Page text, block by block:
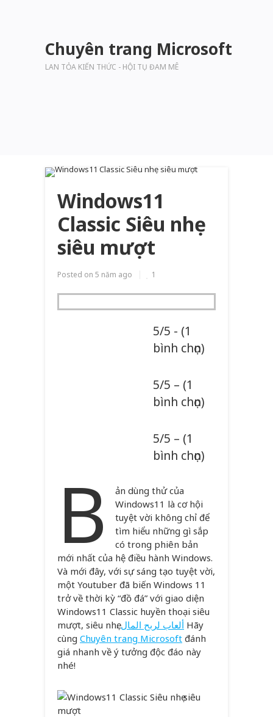
Chuyên trang Microsoft
LAN TỎA KIẾN THỨC - HỘI TỤ ĐAM MÊ
Windows11
Classic Siêu nhẹ
siêu mượt
Posted on 5 năm ago 1
5/5 - (1
bình chọn)
5/5 – (1
bình chọn)
5/5 – (1
bình chọn)
B
ản dùng thử của
Windows11 là cơ hội
tuyệt vời không chỉ để
tìm hiểu những gì sắp
có trong phiên bản
mới nhất của hệ điều hành Windows.
Và mới đây, với sự sáng tạo tuyệt vời,
một Youtuber đã biến Windows 11
trở về thời kỳ “đồ đá” với giao diện
Windows11 Classic huyền thoại siêu
mượt, siêu nhẹ.ألعاب لربح المال Hãy
cùng Chuyên trang Microsoft đánh
giá nhanh về ý tưởng độc đáo này
nhé!